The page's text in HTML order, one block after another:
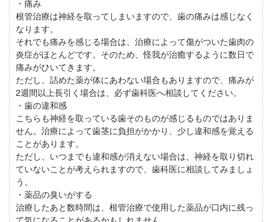
・痛み
根管治療は神経を取ってしまいますので、歯の痛みは感じなく
なります。
それでも痛みを感じる場合は、治療によって傷がついた歯肉の
炎症がほとんどです。そのため、怪我が治癒するように数日で
痛みがひいてきます。
ただし、詰めた薬が体にあわない場合もありますので、痛みが
2週間以上長引く場合は、必ず歯科医へ相談してください。
・歯の違和感
こちらも神経を取っている歯そのものが感じるものではありま
せん。治療によって歯茎に負担がかかり、少し違和感を覚える
ことがあります。
ただし、いつまでも違和感が消えない場合は、神経を取り切れ
ていないことが考えられますので、歯科医に相談してみましょ
う。
・薬品の臭いがする
治療したあと数時間は、根管治療で使用した薬品が口内に残っ
て気になることがあるかもしれません。